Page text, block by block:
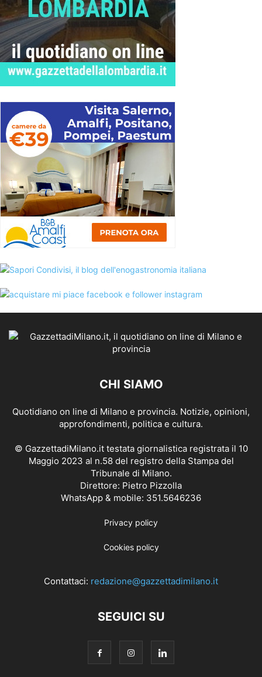
CHI SIAMO
Quotidiano on line di Milano e provincia. Notizie, opinioni,
approfondimenti, politica e cultura.
© GazzettadiMilano.it testata giornalistica registrata il 10
Maggio 2023 al n.58 del registro della Stampa del
Tribunale di Milano.
Direttore: Pietro Pizzolla
WhatsApp & mobile: 351.5646236
Privacy policy
Cookies policy
Contattaci: redazione@gazzettadimilano.it
SEGUICI SU